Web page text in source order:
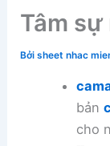
Tâm
Bởisheet nhac
bản
cho